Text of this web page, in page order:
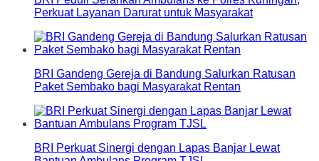
Perkuat Layanan Darurat untuk Masyarakat
BRI Gandeng Gereja di Bandung Salurkan Ratusan
Paket Sembako bagi Masyarakat Rentan
BRI Perkuat Sinergi dengan Lapas Banjar Lewat